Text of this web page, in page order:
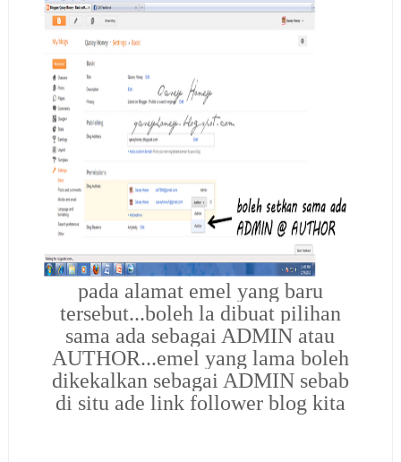
pada alamat emel yang baru
tersebut...boleh la dibuat pilihan
sama ada sebagai ADMIN atau
AUTHOR...emel yang lama boleh
dikekalkan sebagai ADMIN sebab
di situ ade link follower blog kita